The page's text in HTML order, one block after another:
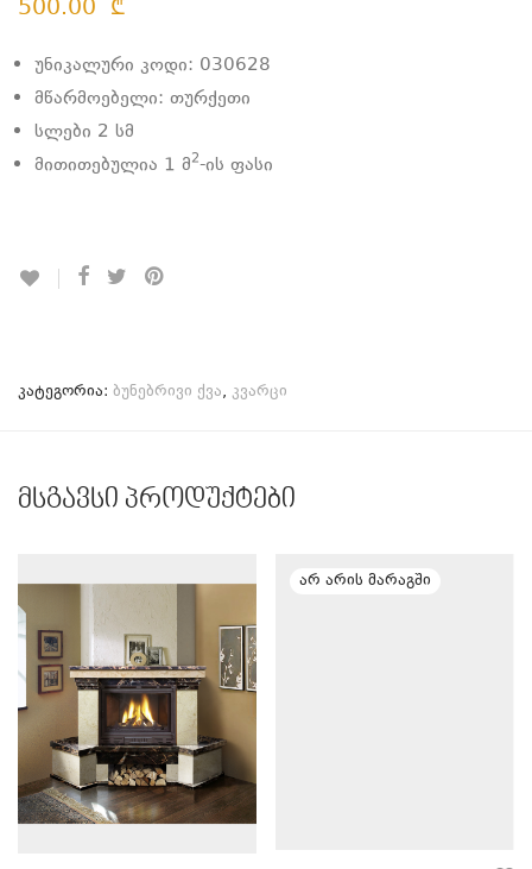
500.00 ₾
უნიკალური კოდი: 030628
მწარმოებელი: თურქეთი
სლები 2 სმ
მითითებულია 1 მ2-ის ფასი
კატეგორია: ბუნებრივი ქვა, კვარცი
მსგავსი პროდუქტები